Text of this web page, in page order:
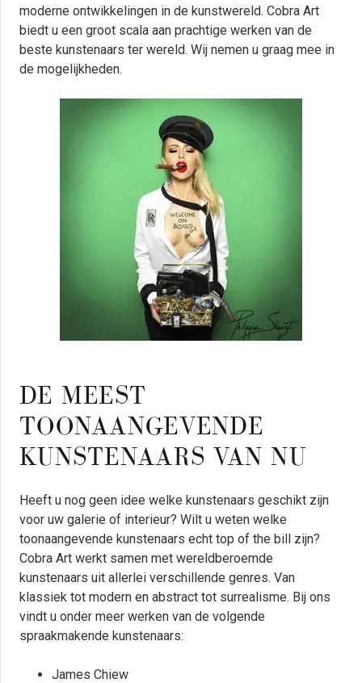
moderne ontwikkelingen in de kunstwereld. Cobra Art
biedt u een groot scala aan prachtige werken van de
beste kunstenaars ter wereld. Wij nemen u graag mee in
de mogelijkheden.
DE MEEST
TOONAANGEVENDE
KUNSTENAARS VAN NU
Heeft u nog geen idee welke kunstenaars geschikt zijn
voor uw galerie of interieur? Wilt u weten welke
toonaangevende kunstenaars echt top of the bill zijn?
Cobra Art werkt samen met wereldberoemde
kunstenaars uit allerlei verschillende genres. Van
klassiek tot modern en abstract tot surrealisme. Bij ons
vindt u onder meer werken van de volgende
spraakmakende kunstenaars:
James Chiew